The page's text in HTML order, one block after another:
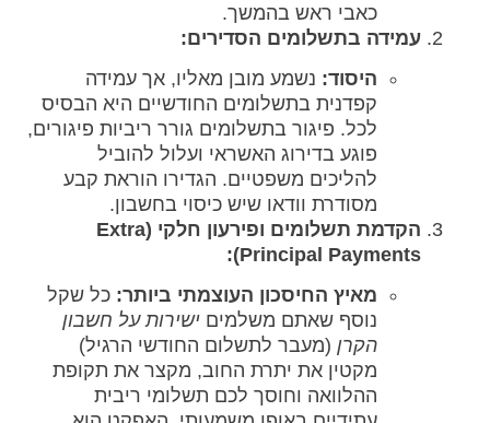
כאבי ראש בהמשך.
עמידה בתשלומים הסדירים:
היסוד: נשמע מובן מאליו, אך עמידה
קפדנית בתשלומים החודשיים היא הבסיס
לכל. פיגור בתשלומים גורר ריביות פיגורים,
פוגע בדירוג האשראי ועלול להוביל
להליכים משפטיים. הגדירו הוראת קבע
מסודרת וודאו שיש כיסוי בחשבון.
הקדמת תשלומים ופירעון חלקי (Extra
Principal Payments):
מאיץ החיסכון העוצמתי ביותר: כל שקל
נוסף שאתם משלמים ישירות על חשבון
הקרן(מעבר לתשלום החודשי הרגיל)
מקטין את יתרת החוב, מקצר את תקופת
ההלוואה וחוסך לכם תשלומי ריבית